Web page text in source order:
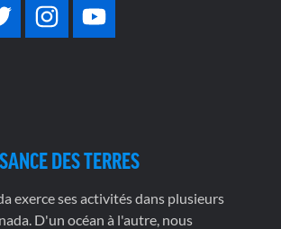
DES TERRES
exerce ses activités dans plusieurs
D'un océan à l'autre, nous